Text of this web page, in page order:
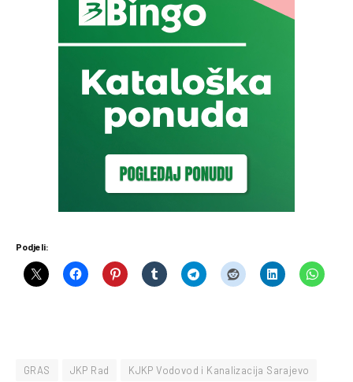
Podjeli:
GRAS JKP Rad KJKP Vodovod i Kanalizacija Sarajevo